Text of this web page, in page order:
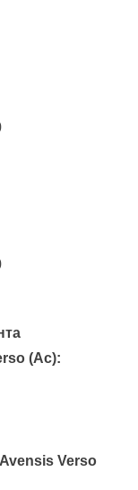
(Ac):
Verso